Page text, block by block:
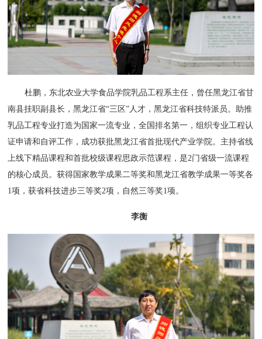
杜鹏，东北农业大学食品学院乳品工程系主任，曾任黑龙江省甘
南县挂职副县长，黑龙江省“三区”人才，黑龙江省科技特派员。助推
乳品工程专业打造为国家一流专业，全国排名第一，组织专业工程认
证申请和自评工作，成功获批黑龙江省首批现代产业学院。主持省线
上线下精品课程和首批校级课程思政示范课程，是2门省级一流课程
的核心成员。获得国家教学成果二等奖和黑龙江省教学成果一等奖各
1项，获省科技进步三等奖2项，自然三等奖1项。
李衡